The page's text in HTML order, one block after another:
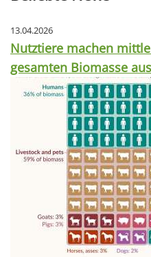
13.04.2026
Nutztiere machen
gesamten Biomasse aus